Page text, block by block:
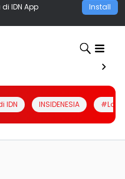
IDN App Install
IDN INSIDENESIA